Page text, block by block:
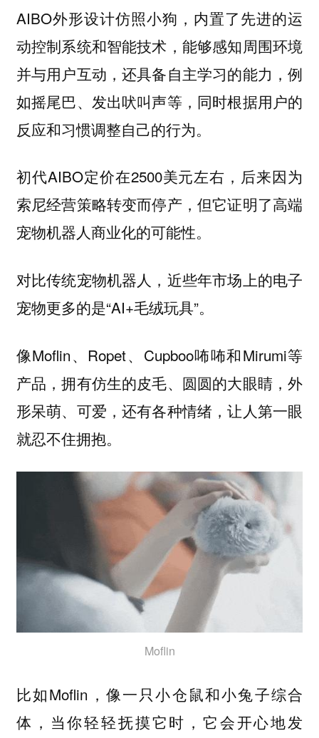
AIBO外形设计仿照小狗，内置了先进的运
动控制系统和智能技术，能够感知周围环境
并与用户互动，还具备自主学习的能力，例
如摇尾巴、发出吠叫声等，同时根据用户的
反应和习惯调整自己的行为。
初代AIBO定价在2500美元左右，后来因为
索尼经营策略转变而停产，但它证明了高端
宠物机器人商业化的可能性。
对比传统宠物机器人，近些年市场上的电子
宠物更多的是“AI+毛绒玩具”。
像Moflin、Ropet、Cupboo咘咘和Mirumi等
产品，拥有仿生的皮毛、圆圆的大眼睛，外
形呆萌、可爱，还有各种情绪，让人第一眼
就忍不住拥抱。
Moflin
比如Moflin，像一只小仓鼠和小兔子综合
体，当你轻轻抚摸它时，它会开心地发